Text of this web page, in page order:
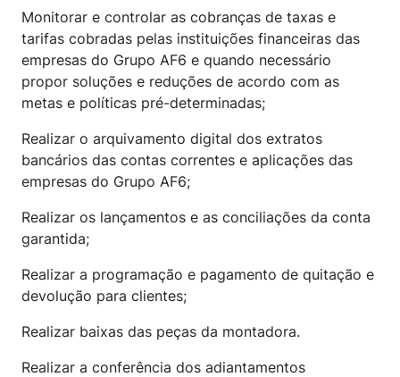
Monitorar e controlar as cobranças de taxas e
tarifas cobradas pelas instituições financeiras das
empresas do Grupo AF6 e quando necessário
propor soluções e reduções de acordo com as
metas e políticas pré-determinadas;
Realizar o arquivamento digital dos extratos
bancários das contas correntes e aplicações das
empresas do Grupo AF6;
Realizar os lançamentos e as conciliações da conta
garantida;
Realizar a programação e pagamento de quitação e
devolução para clientes;
Realizar baixas das peças da montadora.
Realizar a conferência dos adiantamentos